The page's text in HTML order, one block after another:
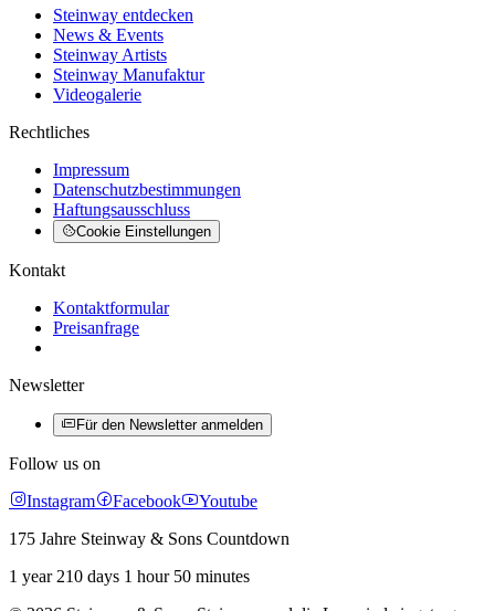
Steinway entdecken
News & Events
Steinway Artists
Steinway Manufaktur
Videogalerie
Rechtliches
Impressum
Datenschutzbestimmungen
Haftungsausschluss
Cookie Einstellungen
Kontakt
Kontaktformular
Preisanfrage
Newsletter
Für den Newsletter anmelden
Follow us on
Instagram
Facebook
Youtube
175 Jahre Steinway & Sons Countdown
1 year 210 days 1 hour 50 minutes